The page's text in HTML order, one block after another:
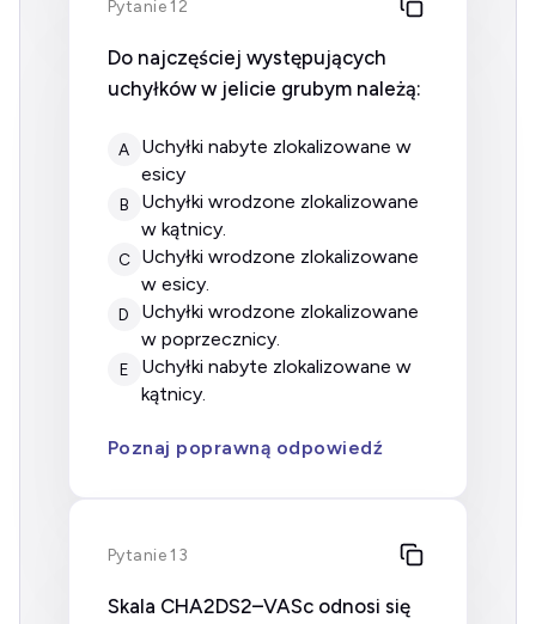
Pytanie 12
Do najczęściej występujących
uchyłków w jelicie grubym należą:
A
uchyłki nabyte zlokalizowane w
esicy
B
uchyłki wrodzone zlokalizowane
w kątnicy.
C
uchyłki wrodzone zlokalizowane
w esicy.
D
uchyłki wrodzone zlokalizowane
w poprzecznicy.
E
uchyłki nabyte zlokalizowane w
kątnicy.
Poznaj poprawną odpowiedź
Pytanie 13
Skala CHA2DS2–VASc odnosi się